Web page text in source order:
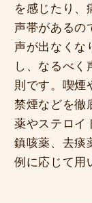
を感じたり、
声帯があるの
声が出なくな
し、なるべく
則です。喫煙
禁煙などを徹
薬やステロイ
鎮咳薬、去痰
例に応じて用